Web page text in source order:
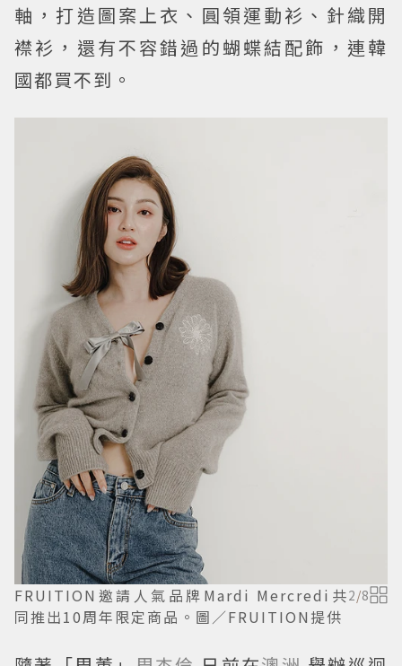
軸，打造圖案上衣、圓領運動衫、針織開
襟衫，還有不容錯過的蝴蝶結配飾，連韓
國都買不到。
FRUITION邀請人氣品牌Mardi Mercredi共
同推出10周年限定商品。圖／FRUITION提供
2/8